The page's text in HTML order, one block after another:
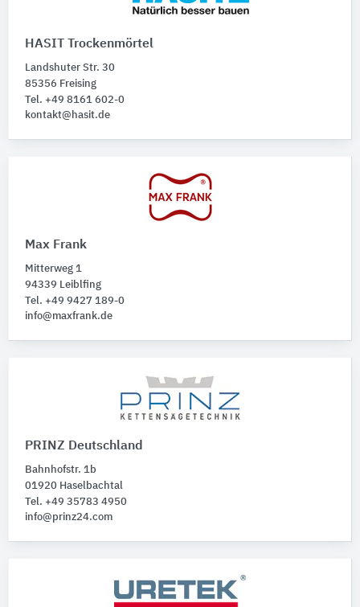
HASIT Trockenmörtel
Landshuter Str. 30
85356 Freising
Tel. +49 8161 602-0
kontakt@hasit.de
Max Frank
Mitterweg 1
94339 Leiblfing
Tel. +49 9427 189-0
info@maxfrank.de
PRINZ Deutschland
Bahnhofstr. 1b
01920 Haselbachtal
Tel. +49 35783 4950
info@prinz24.com